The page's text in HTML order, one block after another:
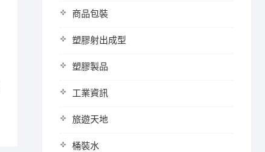
商品包裝
塑膠射出成型
塑膠製品
工業資訊
旅遊天地
桶裝水